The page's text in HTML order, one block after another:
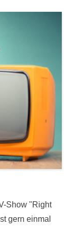
Show "Right
gern einmal